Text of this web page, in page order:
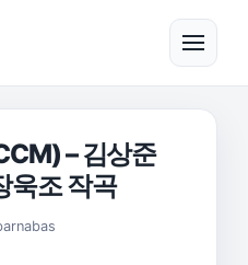
메뉴
– 김상준
욱조 작곡
월 17일